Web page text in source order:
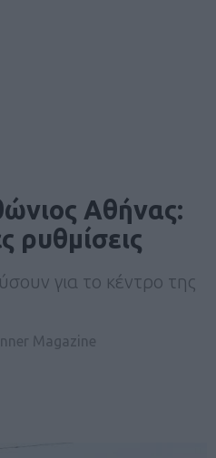
Αθήνας:
ρυθμίσεις
για το κέντρο της
Magazine